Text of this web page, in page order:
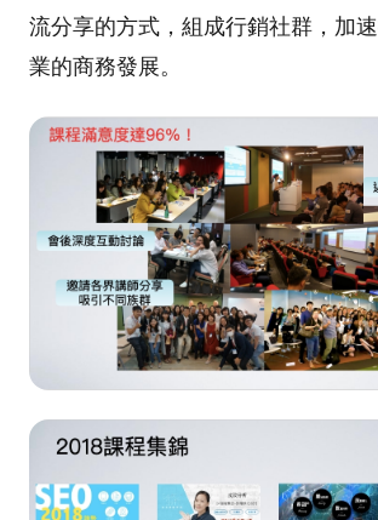
流分享的方式，組成行銷社群，加
業的商務發展。